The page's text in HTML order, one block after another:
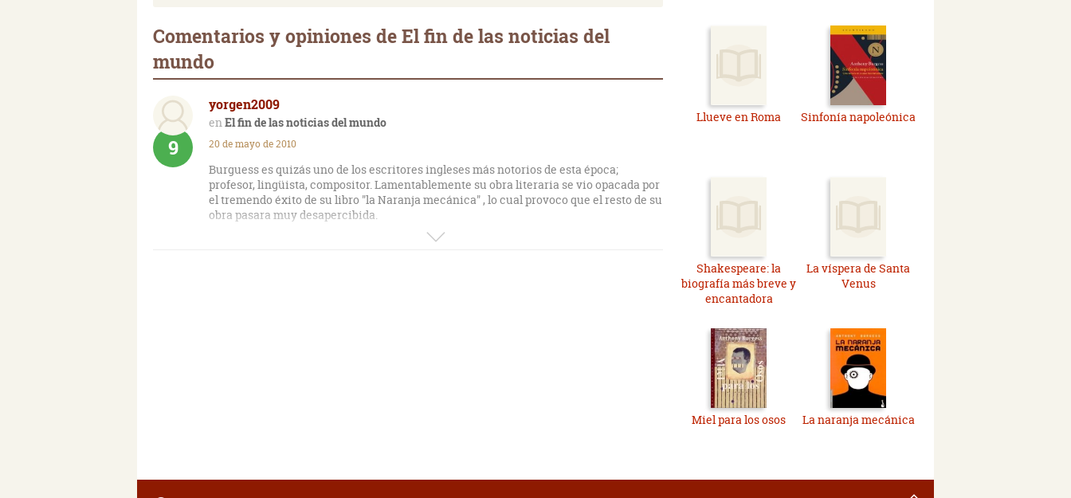
Comentarios y opiniones de El fin de las noticias del
mundo
yorgen2009
El fin de las noticias del mundo
9 20 de mayo de 2010
Burguess es quizás uno de los escritores ingleses más notorios de esta época;
profesor, lingüista, compositor. Lamentablemente su obra literaria se vio opacada por
el tremendo éxito de su libro "la Naranja mecánica" , lo cual provoco que el resto de su
obra pasara muy desapercibida.
Es lo que ocurre con este libro que comento hoy, lo leí bastante joven, ya que lo
Llueve en Roma Sinfonía napoleónica
Shakespeare: la
biografía más breve y
encantadora
La víspera de Santa
Venus
Miel para los osos La naranja mecánica